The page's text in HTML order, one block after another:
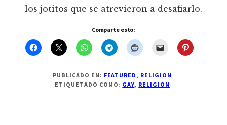
los jotitos que se atrevieron a desafiarlo.
Comparte esto:
PUBLICADO EN: FEATURED , RELIGION
ETIQUETADO COMO: GAY, RELIGION